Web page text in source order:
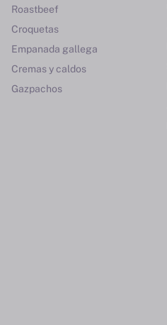
Roastbeef
Croquetas
Empanada gallega
Cremas y caldos
Gazpachos